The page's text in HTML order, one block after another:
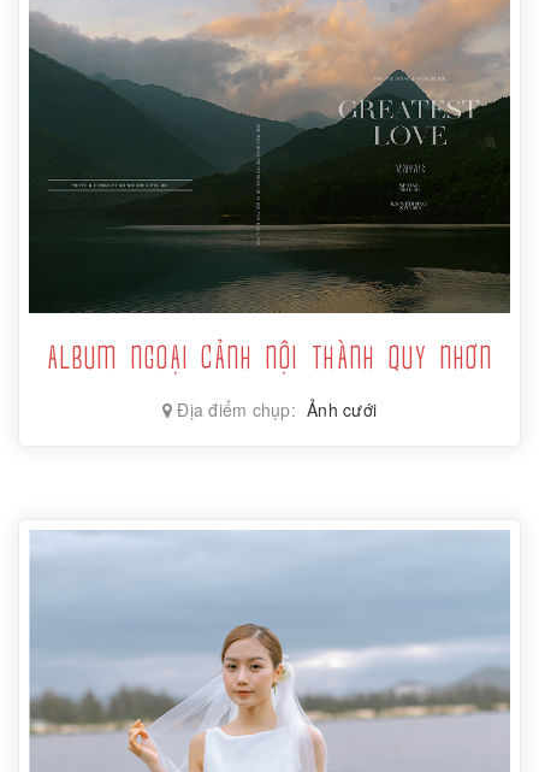
ALBUM NGOẠI CẢNH NỘI THÀNH QUY NHƠN
Địa điểm chụp: Ảnh cưới